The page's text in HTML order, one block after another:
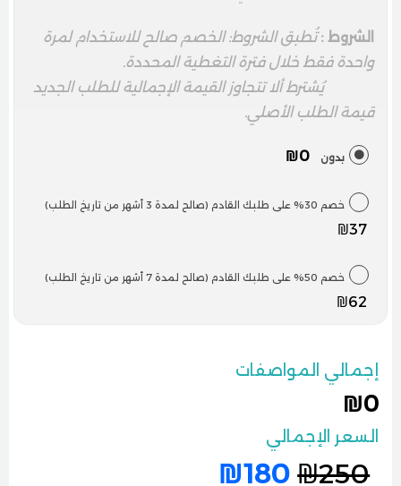
الشروط : تُطبق الشروط: الخصم صالح للاستخدام لمرة
واحدة فقط خلال فترة التغطية المحددة.
يُشترط ألا تتجاوز القيمة الإجمالية للطلب الجديد
قيمة الطلب الأصلي.
بدون ₪0
خصم 30% على طلبك القادم (صالح لمدة 3 أشهر من تاريخ الطلب)
₪37
خصم 50% على طلبك القادم (صالح لمدة 7 أشهر من تاريخ الطلب)
₪62
إجمالي المواصفات
₪0
السعر الإجمالي
₪250
₪180